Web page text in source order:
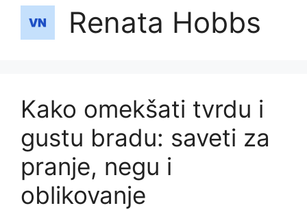
Renata Hobbs
Kako omekšati tvrdu i
gustu bradu: saveti za
pranje, negu i
oblikovanje